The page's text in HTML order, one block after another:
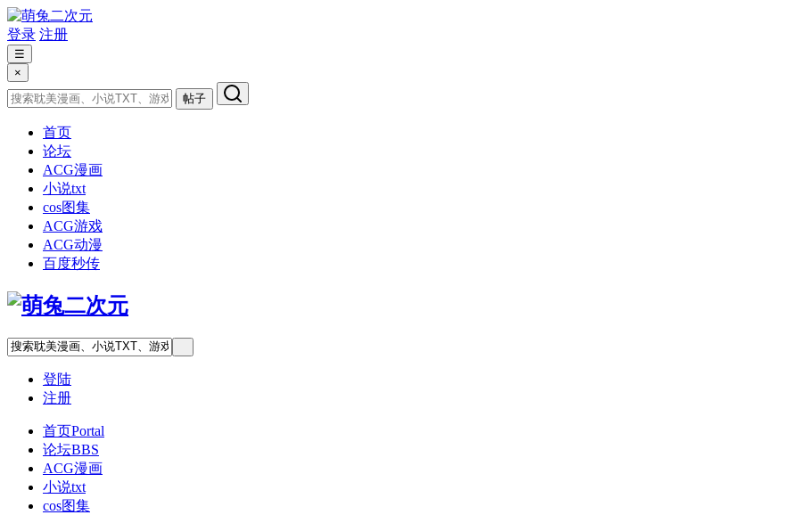
登录 注册
☰
×
帖子
首页
论坛
ACG漫画
小说txt
cos图集
ACG游戏
ACG动漫
百度秒传
登陆
注册
首页Portal
论坛BBS
ACG漫画
小说txt
cos图集